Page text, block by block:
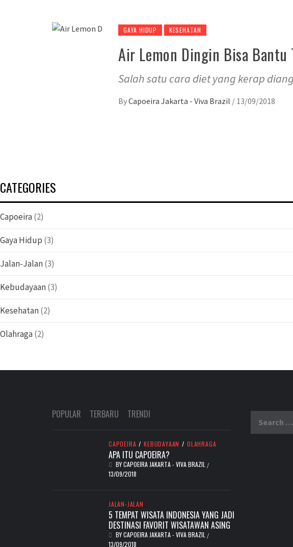
GAYA HIDUP KESEHATAN
Air Lemon Dingin Bisa Bantu
Salah satu cara diet yang kerap
ByCapoeira Jakarta - Viva Brazil / 13/09/2018
CATEGORIES
Capoeira(2)
Gaya Hidup (3)
Jalan-Jalan(3)
Kebudayaan(3)
Kesehatan(2)
Olahraga(2)
POPULAR TERBARU TRENDI
CAPOEIRA / KEBUDAYAAN / OLAHRAGA
APA ITU CAPOEIRA?
BYCAPOEIRA JAKARTA - VIVA BRAZIL /
13/09/2018
JALAN-JALAN
5 TEMPAT WISATA INDONESIA YANG JADI
DESTINASI FAVORIT WISATAWAN ASING
BYCAPOEIRA JAKARTA - VIVA BRAZIL /
13/09/2018